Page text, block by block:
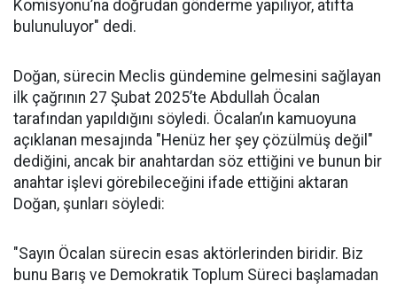
Komisyonu’na doğrudan gönderme yapılıyor, atıfta
bulunuluyor" dedi.
Doğan, sürecin Meclis gündemine gelmesini sağlayan
ilk çağrının 27 Şubat 2025’te Abdullah Öcalan
tarafından yapıldığını söyledi. Öcalan’ın kamuoyuna
açıklanan mesajında "Henüz her şey çözülmüş değil"
dediğini, ancak bir anahtardan söz ettiğini ve bunun bir
anahtar işlevi görebileceğini ifade ettiğini aktaran
Doğan, şunları söyledi:
"Sayın Öcalan sürecin esas aktörlerinden biridir. Biz
bunu Barış ve Demokratik Toplum Süreci başlamadan